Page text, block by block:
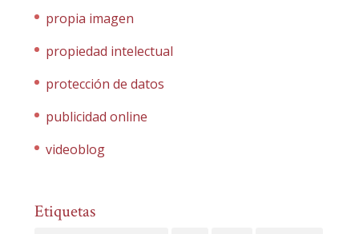
propia imagen
propiedad intelectual
protección de datos
publicidad online
videoblog
Etiquetas